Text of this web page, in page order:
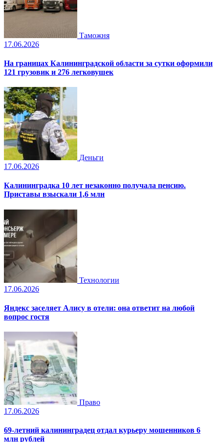
Таможня
17.06.2026
На границах Калининградской области за сутки оформили
121 грузовик и 276 легковушек
Деньги
17.06.2026
Калининградка 10 лет незаконно получала пенсию.
Приставы взыскали 1,6 млн
Технологии
17.06.2026
Яндекс заселяет Алису в отели: она ответит на любой
вопрос гостя
Право
17.06.2026
69-летний калининградец отдал курьеру мошенников 6
млн рублей